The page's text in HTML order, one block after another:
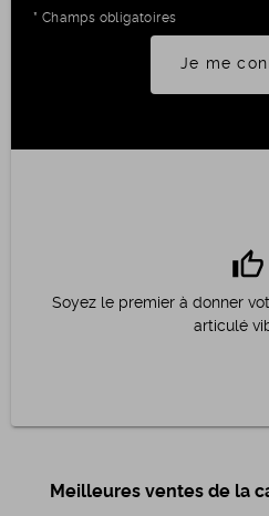
* Champs obligatoires
Je me
thumb_up
Soyez le premier à donner
articulé
Meilleures ventes de la